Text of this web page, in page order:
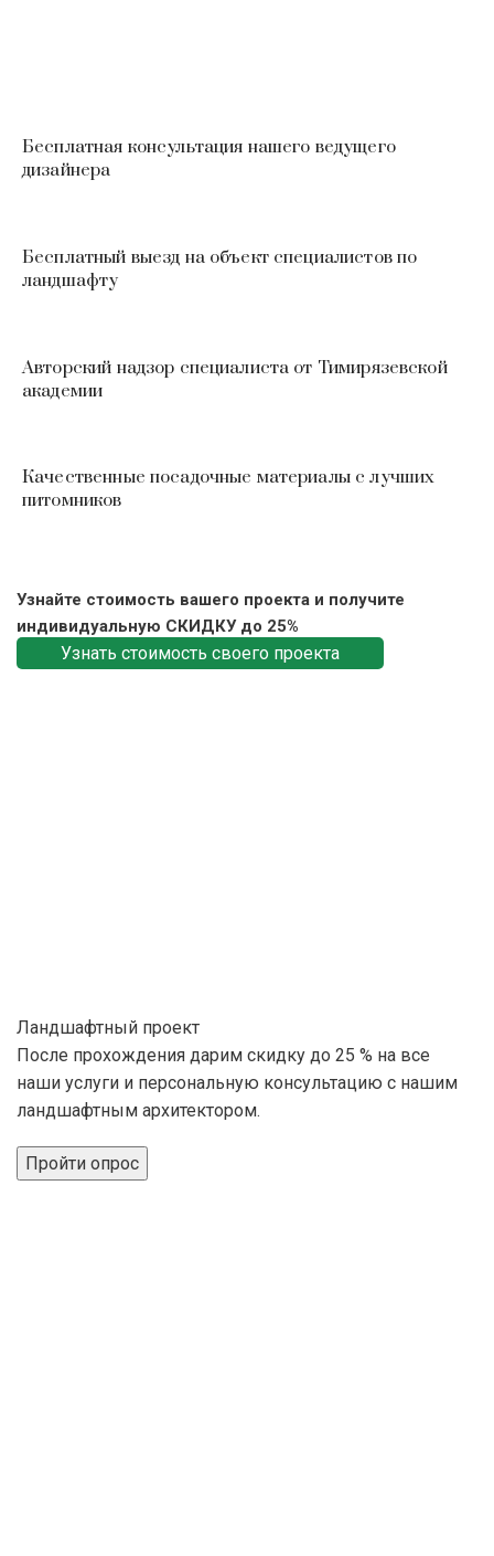
Бесплатная консультация нашего ведущего
дизайнера
Бесплатный выезд на объект специалистов по
ландшафту
Авторский надзор специалиста от Тимирязевской
академии
Качественные посадочные материалы с лучших
питомников
Узнайте стоимость вашего проекта и получите
индивидуальную СКИДКУ до 25%
Узнать стоимость своего проекта
Ландшафтный проект
После прохождения дарим скидку до 25 % на все
наши услуги и персональную консультацию с нашим
ландшафтным архитектором.
Пройти опрос